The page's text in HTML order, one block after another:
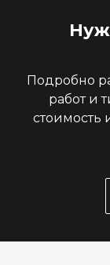
Подробно
работ и
стоимость